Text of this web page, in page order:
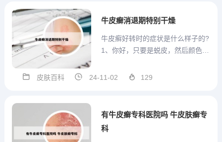
不落地，世界更美丽。 卫生清洁，
牛皮癣消退期特别干燥
牛皮癣好转时的症状是什么样子的?
1、你好，只要是蜕皮，然后颜色逐
也不能掉以轻心。虽然说牛皮癣好
个人情况都不一样所以要看情况再
皮肤百科 24-11-02 129
有牛皮癣专科医院吗 牛皮肤癣专
科